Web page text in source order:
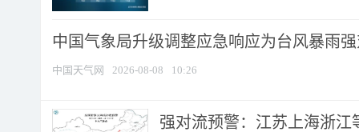
中国气象局升级调整应急响应为台风暴雨
中国天气网 2026-08-08 10:26
强对流预警：江苏上海浙江